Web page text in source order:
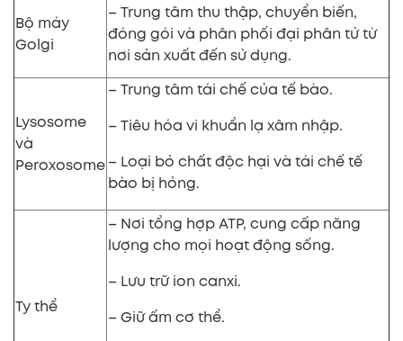
Bộ máy
Golgi
– Trung tâm thu thập, chuyển biến,
đóng gói và phân phối đại phân tửtừ
nơi sản xuất đến sử dụng.
Lysosome
và
Peroxosome
– Trung tâm tái chế của tế bào.
– Tiêu hóa vi khuẩn lạ xâm nhập.
– Loại bỏ chất độc hại và tái chế tế
bào bị hỏng.
Ty thể
– Nơi tổng hợp ATP, cung cấp năng
lượng cho mọi hoạt động sống.
– Lưu trữ ion canxi.
– Giữ ấm cơ thể.